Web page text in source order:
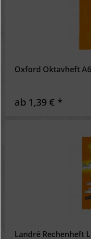
Oxford Oktavheft
ab 1,39 € *
Landré Rechenheft